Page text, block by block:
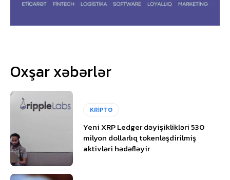
Oxşar xəbərlər
KRİPTO
Yeni XRP Ledger dəyişiklikləri 530
milyon dollarlıq tokenləşdirilmiş
aktivləri hədəfləyir